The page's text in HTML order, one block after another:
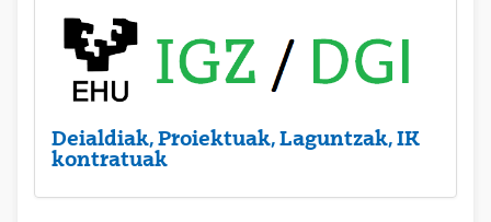
Deialdiak, Proiektuak, Laguntzak, IK
kontratuak